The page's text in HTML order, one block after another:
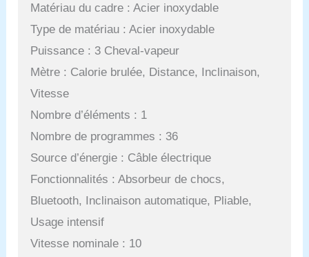
Matériau du cadre : Acier inoxydable
Type de matériau : Acier inoxydable
Puissance : 3 Cheval-vapeur
Mètre : Calorie brulée, Distance, Inclinaison,
Vitesse
Nombre d’éléments : 1
Nombre de programmes : 36
Source d’énergie : Câble électrique
Fonctionnalités : Absorbeur de chocs,
Bluetooth, Inclinaison automatique, Pliable,
Usage intensif
Vitesse nominale : 10